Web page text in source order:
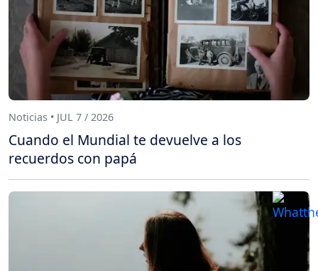
Noticias • JUL 7 / 2026
Cuando el Mundial te devuelve a los
recuerdos con papá